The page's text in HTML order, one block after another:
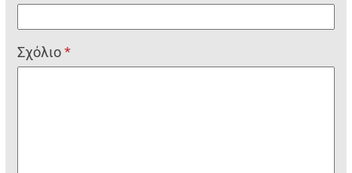
Σχόλιο*